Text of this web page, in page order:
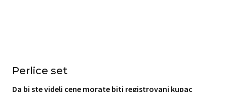
Perlice set
Da bi ste videli cene morate biti registrovani kupac